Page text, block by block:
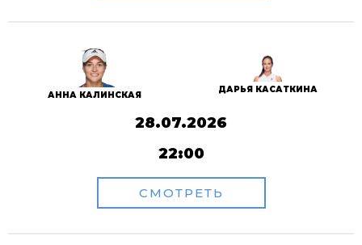
АННА КАЛИНСКАЯ
ДАРЬЯ КАСАТКИНА
28.07.2026
22:00
СМОТРЕТЬ